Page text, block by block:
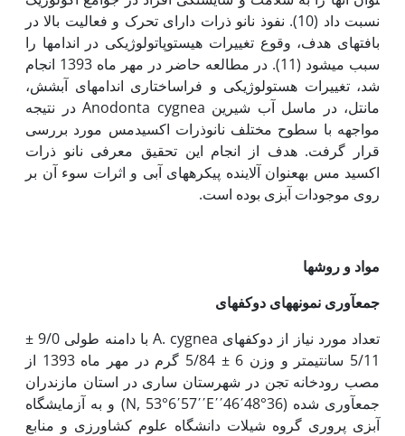
نسبت داد (10). نفوذ نانو ذرات دارای تحرک و فعالیت بالا در
بافت­های هدف، وقوع تغییرات هیستوپاتولوژیکی در اندام­ها را
سبب می‏شود (11). در مطالعه حاضر در مهر ماه 1393 انجام
شد، تغییرات هستولوژیکی و فراساختاری اندام­های آبشش،
مانتل، در ماسل آب شیرین Anodonta cygnea در نتیجه
مواجهه با سطوح مختلف نانوذرات اکسیدمس مورد بررسی
قرار گرفت. هدف از انجام این تحقیق معرفی نانو ذرات
اکسید مس به‏عنوان آلاینده پیکره‏های آبی و اثرات سوء آن بر
روی موجودات آبزی بوده است.
مواد و روش‏ها
جمع­آوری نمونه­های دوکفه­ای
تعداد مورد نیاز از دوکفه­ای­ A. cygnea با دامنه طولی 9/0 ±
5/11 سانتی‏متر و وزن 6 ± 5/84 گرم در مهر ماه 1393 از
مصب رودخانه تجن در شهرستان ساری در استان مازندران
جمع­آوری شده (36°48΄46΄΄N, 53°6΄57΄΄E) و به آزمایشگاه
آبزی ­پروری گروه شیلات دانشگاه علوم کشاورزی و منابع